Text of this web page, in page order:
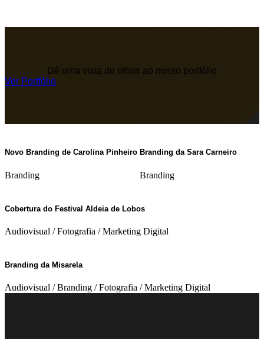
Dê uma vista de olhos ao nosso portfólio
Ver Portfólio
Novo Branding de Carolina Pinheiro
Branding
Branding da Sara Carneiro
Branding
Cobertura do Festival Aldeia de Lobos
Audiovisual /Fotografia /Marketing Digital
Branding da Misarela
Audiovisual /Branding /Fotografia /Marketing Digital